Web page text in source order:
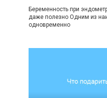
Беременность при
даже полезно Одним из
одновременно